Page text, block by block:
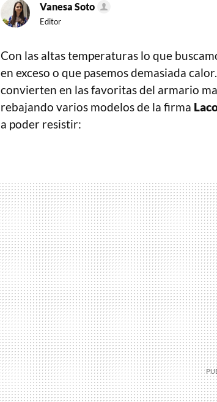
Vanesa Soto
Editor
Con las altas temperaturas lo que
en exceso o que pasemos demasiada
convierten en las favoritas del armario
rebajando varios modelos de la firma
a poder resistir: